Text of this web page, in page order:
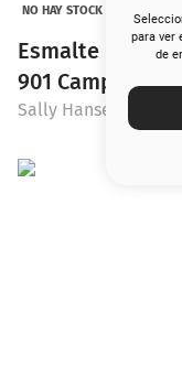
para ver
de
NO HAY STOCK
Esmalte para
901 Campfire
Sally Hansen
5. corrector
6. rubor
7. base
8.